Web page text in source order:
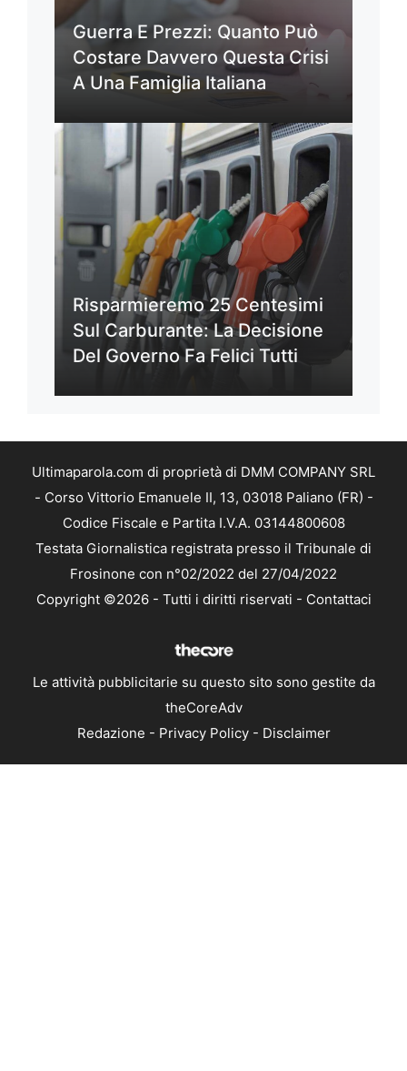
Guerra E Prezzi: Quanto Può
Costare Davvero Questa Crisi
A Una Famiglia Italiana
Risparmieremo 25 Centesimi
Sul Carburante: La Decisione
Del Governo Fa Felici Tutti
Ultimaparola.com di proprietà di DMM COMPANY SRL
- Corso Vittorio Emanuele II, 13, 03018 Paliano (FR) -
Codice Fiscale e Partita I.V.A. 03144800608
Testata Giornalistica registrata presso il Tribunale di
Frosinone con n°02/2022 del 27/04/2022
Copyright ©2026 - Tutti i diritti riservati - Contattaci
Le attività pubblicitarie su questo sito sono gestite da
theCoreAdv
Redazione - Privacy Policy- Disclaimer